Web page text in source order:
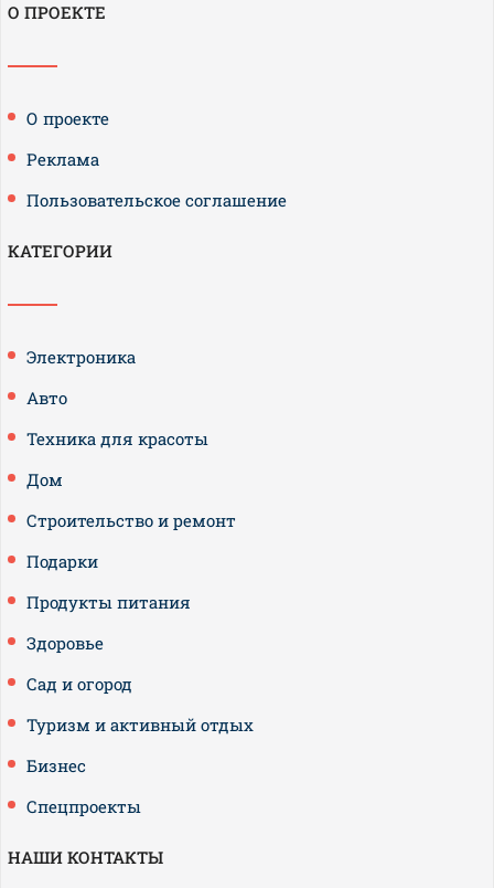
О ПРОЕКТЕ
О проекте
Реклама
Пользовательское соглашение
КАТЕГОРИИ
Электроника
Авто
Техника для красоты
Дом
Строительство и ремонт
Подарки
Продукты питания
Здоровье
Сад и огород
Туризм и активный отдых
Бизнес
Спецпроекты
НАШИ КОНТАКТЫ